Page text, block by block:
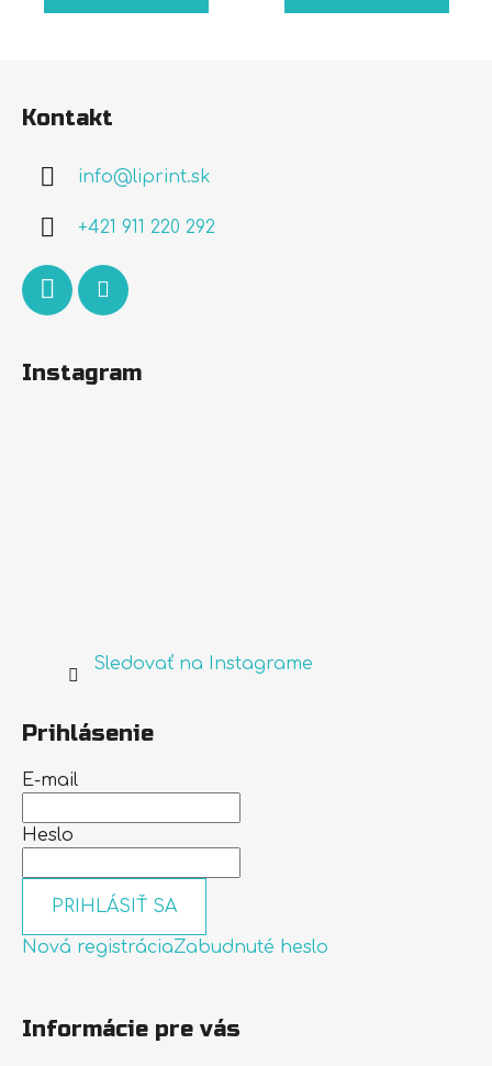
Kontakt
info@liprint.sk
+421 911 220 292
Instagram
Sledovať na Instagrame
Prihlásenie
E-mail
Heslo
PRIHLÁSIŤ SA
Nová registráciaZabudnuté heslo
Informácie pre vás